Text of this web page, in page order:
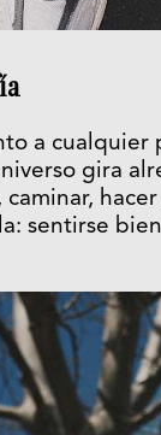
a
gira
sentirse